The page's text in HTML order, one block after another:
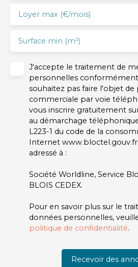
Loyer max (€/mois)
Surface min (m²)
J'accepte le traitement de
personnelles conformément
souhaitez pas faire l'objet
commerciale par voie
vous inscrire gratuitement
au démarchage
L223-1 du code de la
Internet
adressé à :
Société Worldline, Service
BLOIS CEDEX.
Pour en savoir plus sur le
données personnelles,
politique de confidentialité.
Recevoir des